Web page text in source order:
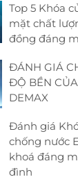
Top 5 Khóa
mặt chất
đồng đáng
ĐÁNH GIÁ
ĐỘ BỀN
DEMAX
Đánh giá
chống nước
khoá đáng
đình